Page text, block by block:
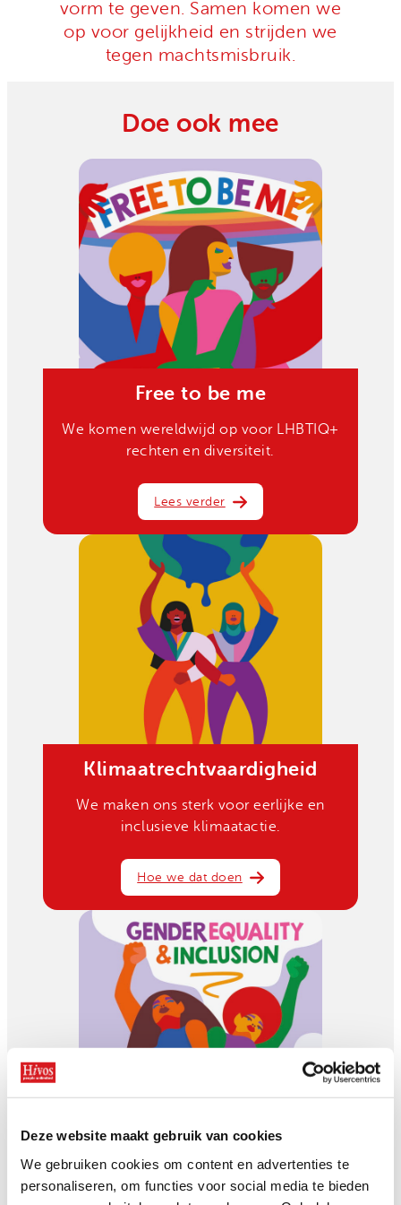
Deze website maakt gebruik van cookies
We gebruiken cookies om content en advertenties te
personaliseren, om functies voor social media te bieden
vorm te geven. Samen komen we
op voor gelijkheid en strijden we
tegen machtsmisbruik.
Doe ook mee
Free to be me
We komen wereldwijd op voor LHBTIQ+
rechten en diversiteit.
Lees verder
Klimaatrechtvaardigheid
We maken ons sterk voor eerlijke en
inclusieve klimaatactie.
Hoe we dat doen
Gendergelijkheid
We zetten ons in voor gendergelijkheid
Noodfonds voor activisten
Onze successen
Jaarverslag
Veelgestelde vragen